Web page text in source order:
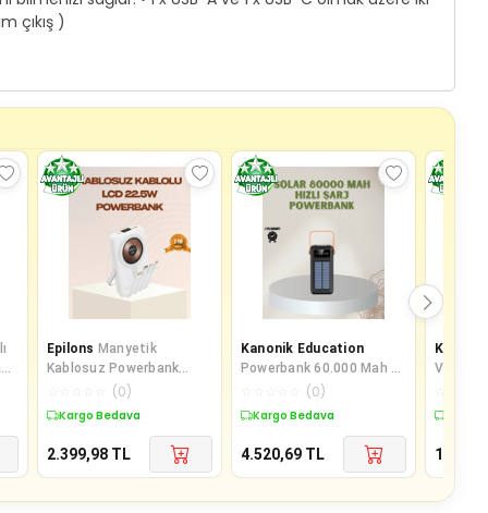
çıkış )
Epilons Manyetik
Kablosuz Powerbank
22.5w Hızlı Şarj Lcd
Ekranlı
(0)
Kargo Bedava
2.399,98 TL
Kanonik Education
Powerbank 60.000 Mah 4
Portlu Uzun Şarj Süreli
Dijital Göstergeli
(0)
Kargo Bedava
4.520,69 TL
Ve